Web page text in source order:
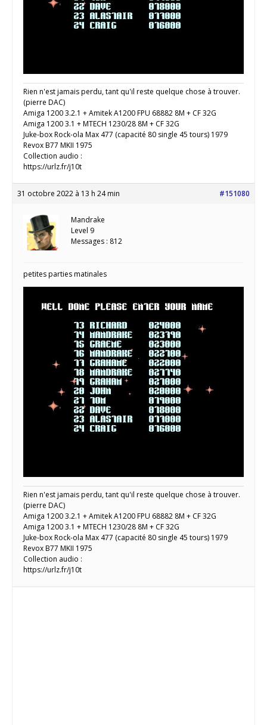
Rien n'est jamais perdu, tant qu'il reste quelque chose à trouver.
(pierre DAC)
Amiga 1200 3.2.1 + Amitek A1200 FPU 68882 8M + CF 32G
Amiga 1200 3.1 + MTECH 1230/28 8M + CF 32G
Juke-box Rock-ola Max 477 (capacité 80 single 45 tours) 1979
Revox B77 MKII 1975
Collection audio :
https://urlz.fr/j10t
31 octobre 2022 à 13 h 24 min #151080
Mandrake
Level 9
Messages : 812
petites parties matinales
Rien n'est jamais perdu, tant qu'il reste quelque chose à trouver.
(pierre DAC)
Amiga 1200 3.2.1 + Amitek A1200 FPU 68882 8M + CF 32G
Amiga 1200 3.1 + MTECH 1230/28 8M + CF 32G
Juke-box Rock-ola Max 477 (capacité 80 single 45 tours) 1979
Revox B77 MKII 1975
Collection audio :
https://urlz.fr/j10t